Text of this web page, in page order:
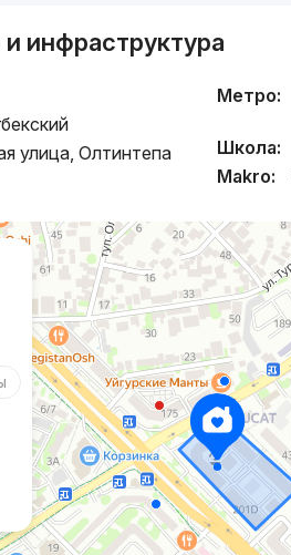
инфраструктура
улица, Олтинтепа
Метро:
Школа:
Makro: